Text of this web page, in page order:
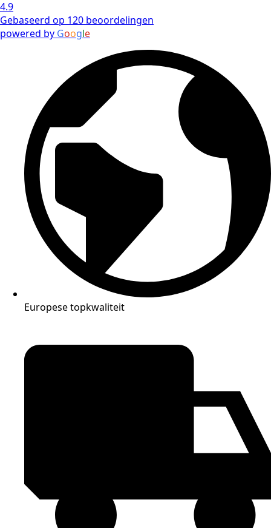
4.9
Gebaseerd op 120 beoordelingen
powered by Google
Europese topkwaliteit